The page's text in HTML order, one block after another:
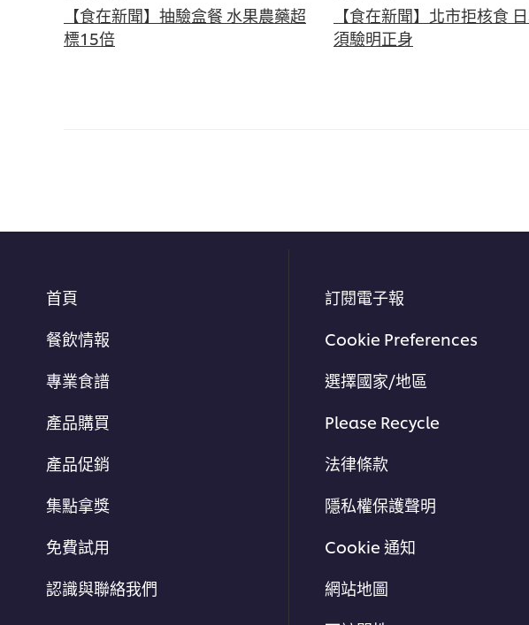
【食在新聞】抽驗盒餐 水果農藥超
標15倍
【食在新聞】北市拒核食
須驗明正身
首頁
餐飲情報
專業食譜
產品購買
產品促銷
集點拿獎
免費試用
認識與聯絡我們
訂閱電子報
Cookie Preferences
選擇國家/地區
Please Recycle
法律條款
隱私權保護聲明
Cookie 通知
網站地圖